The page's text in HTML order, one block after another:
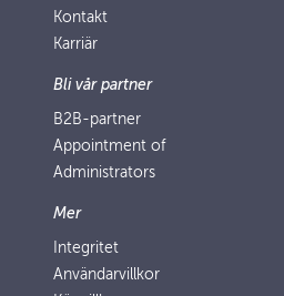
Kontakt
Karriär
Bli vår partner
B2B-partner
Appointment of
Administrators
Mer
Integritet
Användarvillkor